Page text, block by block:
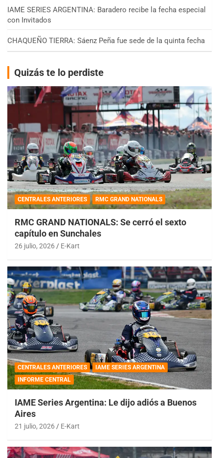
IAME SERIES ARGENTINA: Baradero recibe la fecha especial
con Invitados
CHAQUEÑO TIERRA: Sáenz Peña fue sede de la quinta fecha
Quizás te lo perdiste
CENTRALES ANTERIORES RMC GRAND NATIONALS
RMC GRAND NATIONALS: Se cerró el sexto
capítulo en Sunchales
26 julio, 2026 E-Kart
CENTRALES ANTERIORES
IAME SERIES ARGENTINA
INFORME CENTRAL
IAME Series Argentina: Le dijo adiós a Buenos
Aires
21 julio, 2026 E-Kart